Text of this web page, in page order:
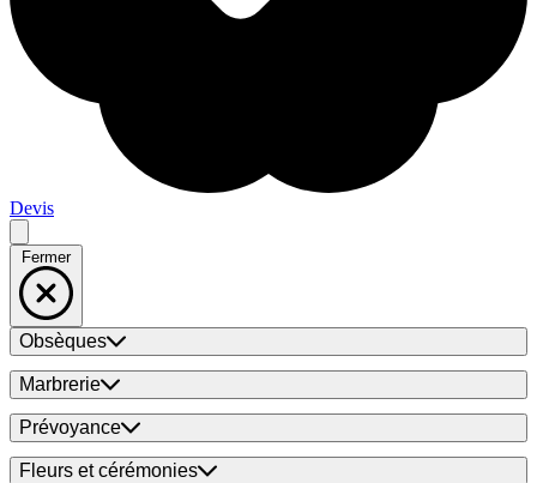
Devis
Fermer
Obsèques
Marbrerie
Prévoyance
Fleurs et cérémonies